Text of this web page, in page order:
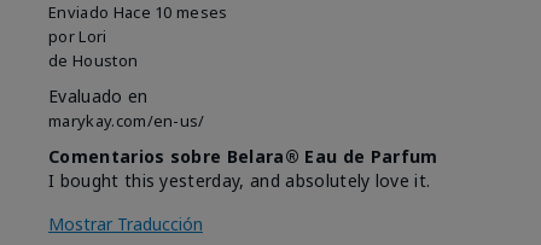
Enviado Hace 10 meses
por Lori
de Houston
Evaluado en
marykay.com/en-us/
Comentarios sobre Belara® Eau de Parfum
I bought this yesterday, and absolutely love it.
Mostrar Traducción